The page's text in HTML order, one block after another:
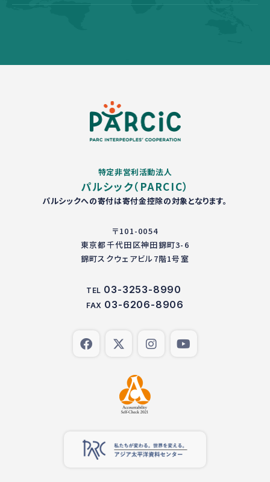
特定非営利活動法人
パルシック（PARCIC）
パルシックへの寄付は寄付金控除の対象となります。
〒101-0054
東京都千代田区神田錦町3-6
錦町スクウェアビル7階1号室
TEL 03-3253-8990
FAX 03-6206-8906